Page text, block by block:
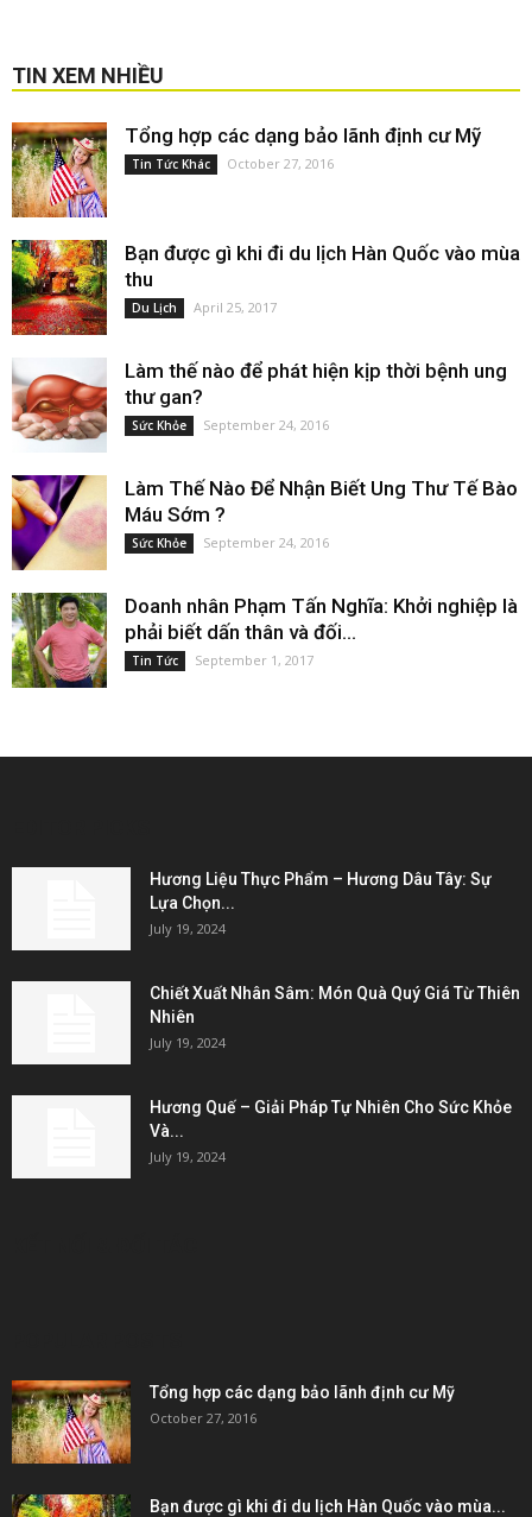
TIN XEM NHIỀU
Tổng hợp các dạng bảo lãnh định cư Mỹ
Tin Tức Khác October 27, 2016
Bạn được gì khi đi du lịch Hàn Quốc vào mùa
thu
Du Lịch April 25, 2017
Làm thế nào để phát hiện kịp thời bệnh ung
thư gan?
Sức Khỏe September 24, 2016
Làm Thế Nào Để Nhận Biết Ung Thư Tế Bào
Máu Sớm ?
Sức Khỏe September 24, 2016
Doanh nhân Phạm Tấn Nghĩa: Khởi nghiệp là
phải biết dấn thân và đối...
Tin Tức September 1, 2017
Hương Liệu Thực Phẩm – Hương Dâu Tây: Sự
Lựa Chọn...
July 19, 2024
Chiết Xuất Nhân Sâm: Món Quà Quý Giá Từ Thiên
Nhiên
July 19, 2024
Hương Quế – Giải Pháp Tự Nhiên Cho Sức Khỏe
Và...
July 19, 2024
Tổng hợp các dạng bảo lãnh định cư Mỹ
October 27, 2016
Bạn được gì khi đi du lịch Hàn Quốc vào mùa...